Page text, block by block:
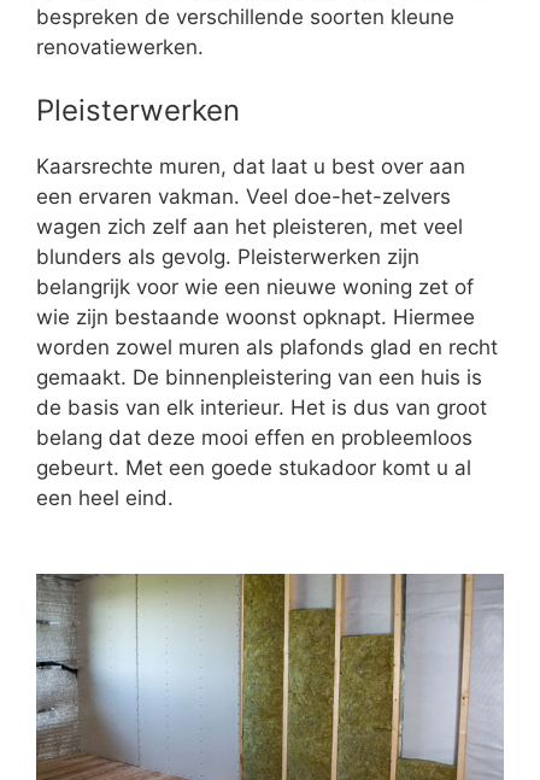
bespreken de verschillende soorten kleune
renovatiewerken.
Pleisterwerken
Kaarsrechte muren, dat laat u best over aan
een ervaren vakman. Veel doe-het-zelvers
wagen zich zelf aan het pleisteren, met veel
blunders als gevolg. Pleisterwerken zijn
belangrijk voor wie een nieuwe woning zet of
wie zijn bestaande woonst opknapt. Hiermee
worden zowel muren als plafonds glad en recht
gemaakt. De binnenpleistering van een huis is
de basis van elk interieur. Het is dus van groot
belang dat deze mooi effen en probleemloos
gebeurt. Met een goede stukadoor komt u al
een heel eind.